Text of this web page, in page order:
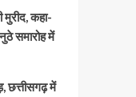
मुरीद, कहा-
समारोह में
छत्तीसगढ़ में